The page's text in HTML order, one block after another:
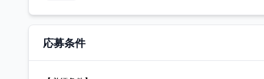
応募条件